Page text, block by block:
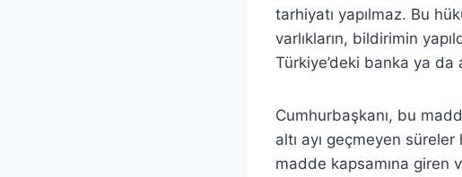
tarhiyatı yapılmaz. Bu
varlıkların, bildirimin
Türkiye’deki banka ya
Cumhurbaşkanı, bu
altı ayı geçmeyen
madde kapsamına giren